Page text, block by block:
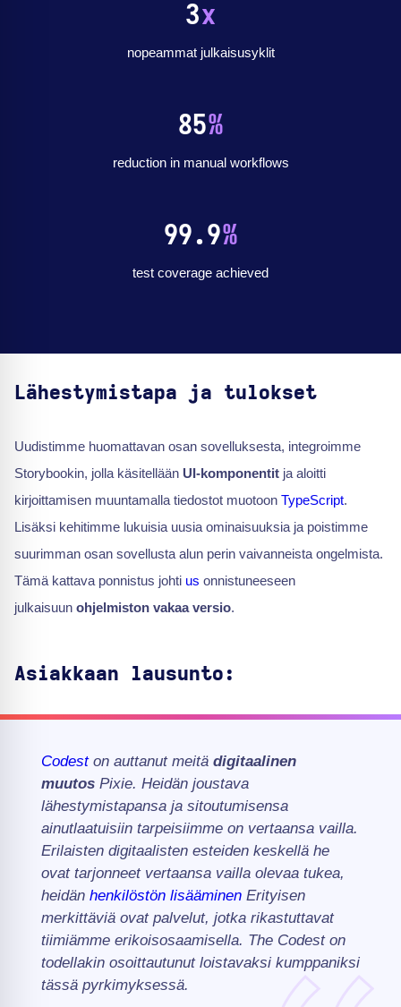
3x
nopeammat julkaisusyklit
85%
reduction in manual workflows
99.9%
test coverage achieved
Lähestymistapa ja tulokset
Uudistimme huomattavan osan sovelluksesta, integroimme
Storybookin, jolla käsitellään UI-komponentit ja aloitti
kirjoittamisen muuntamalla tiedostot muotoon TypeScript.
Lisäksi kehitimme lukuisia uusia ominaisuuksia ja poistimme
suurimman osan sovellusta alun perin vaivanneista ongelmista.
Tämä kattava ponnistus johti us onnistuneeseen
julkaisuun ohjelmiston vakaa versio.
Asiakkaan lausunto:
Codeston auttanut meitä digitaalinen
muutos Pixie. Heidän joustava
lähestymistapansa ja sitoutumisensa
ainutlaatuisiin tarpeisiimme on vertaansa vailla.
Erilaisten digitaalisten esteiden keskellä he
ovat tarjonneet vertaansa vailla olevaa tukea,
heidän henkilöstön lisääminen Erityisen
merkittäviä ovat palvelut, jotka rikastuttavat
tiimiämme erikoisosaamisella. The Codest on
todellakin osoittautunut loistavaksi kumppaniksi
tässä pyrkimyksessä.